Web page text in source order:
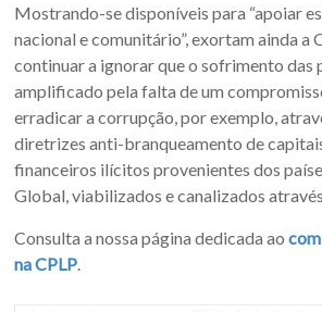
Mostrando-se disponíveis para “apoiar
nacional e comunitário”, exortam ainda a
continuar a ignorar que o sofrimento das
amplificado pela falta de um
erradicar a corrupção, por exemplo,
diretrizes anti-branqueamento de
financeiros ilícitos provenientes dos
Global, viabilizados e canalizados
Consulta a nossa página dedicada ao
na CPLP